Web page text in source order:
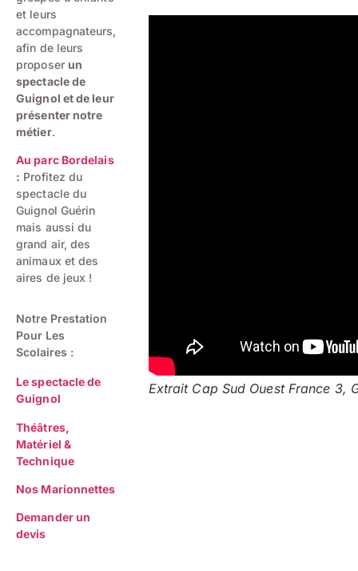
et leurs
accompagnateurs,
afin de leurs
proposer un
spectacle de
Guignol et de leur
présenter notre
métier.
Au parc Bordelais
: Profitez du
spectacle du
Guignol Guérin
mais aussi du
grand air, des
animaux et des
aires de jeux !
Notre Prestation
Pour Les
Scolaires :
Le spectacle de
Guignol
Théâtres,
Matériel &
Technique
Nos Marionnettes
Demander un
devis
Extrait Cap Sud Ouest France 3,